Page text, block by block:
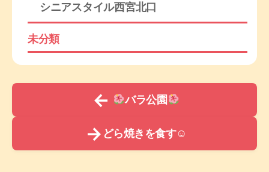
シニアスタイル西宮北口
未分類
← バラ公園
→ どら焼きを食す☺